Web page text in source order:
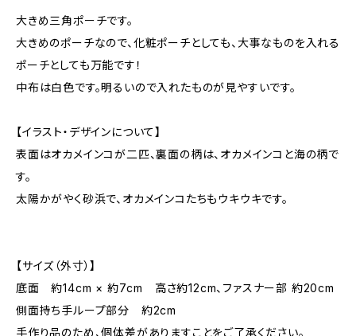
大きめ三角ポーチです。
大きめのポーチなので、化粧ポーチとしても、大事なものを入れる
ポーチとしても万能です！
中布は白色です。明るいので入れたものが見やすいです。
【イラスト・デザインについて】
表面はオカメインコが二匹、裏面の柄は、オカメインコと海の柄で
す。
太陽かがやく砂浜で、オカメインコたちもウキウキです。
【サイズ（外寸）】
底面 約14cm × 約7cm 高さ約12cm、ファスナー部 約20cm
側面持ち手ループ部分 約2cm
手作り品のため、個体差がありますことをご了承ください。